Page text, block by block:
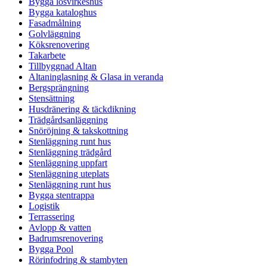
Bygga kataloghus
Fasadmålning
Golvläggning
Köksrenovering
Takarbete
Tillbyggnad Altan
Altaninglasning & Glasa in veranda
Bergsprängning
Stensättning
Husdränering & täckdikning
Trädgårdsanläggning
Snöröjning & takskottning
Stenläggning runt hus
Stenläggning trädgård
Stenläggning uppfart
Stenläggning uteplats
Stenläggning runt hus
Bygga stentrappa
Logistik
Terrassering
Avlopp & vatten
Badrumsrenovering
Bygga Pool
Rörinfodring & stambyten